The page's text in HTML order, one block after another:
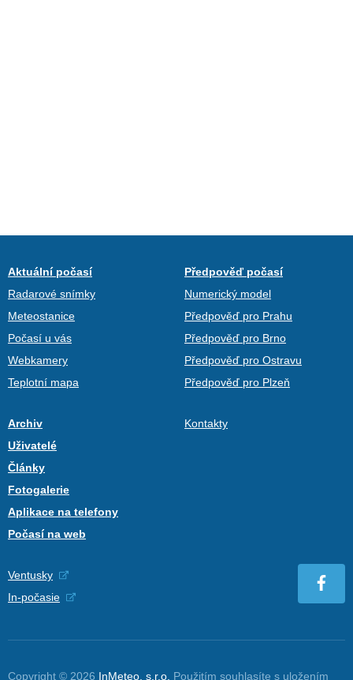
Aktuální počasí
Radarové snímky
Meteostanice
Počasí u vás
Webkamery
Teplotní mapa
Předpověď počasí
Numerický model
Předpověď pro Prahu
Předpověď pro Brno
Předpověď pro Ostravu
Předpověď pro Plzeň
Archiv
Uživatelé
Články
Fotogalerie
Aplikace na telefony
Počasí na web
Kontakty
Ventusky
In-počasie
Copyright © 2026 InMeteo, s.r.o. Použitím souhlasíte s uložením